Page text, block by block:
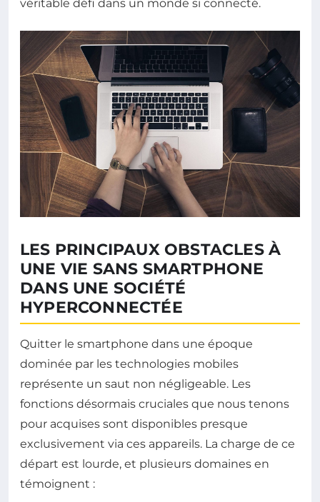
véritable défi dans un monde si connecté.
LES PRINCIPAUX OBSTACLES À
UNE VIE SANS SMARTPHONE
DANS UNE SOCIÉTÉ
HYPERCONNECTÉE
Quitter le smartphone dans une époque
dominée par les technologies mobiles
représente un saut non négligeable. Les
fonctions désormais cruciales que nous tenons
pour acquises sont disponibles presque
exclusivement via ces appareils. La charge de ce
départ est lourde, et plusieurs domaines en
témoignent :